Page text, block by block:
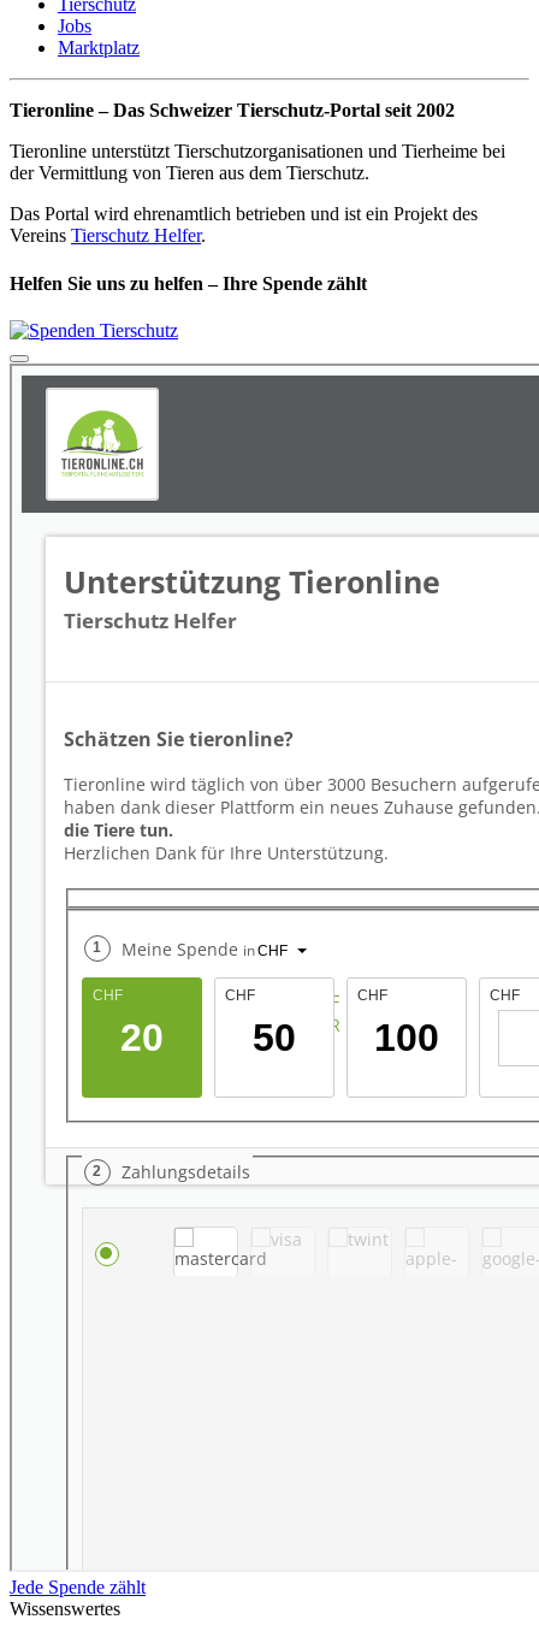
Tierschutz
Jobs
Marktplatz
Tieronline – Das Schweizer Tierschutz-Portal seit 2002
Tieronline unterstützt Tierschutzorganisationen und Tierheime bei
der Vermittlung von Tieren aus dem Tierschutz.
Das Portal wird ehrenamtlich betrieben und ist ein Projekt des
Vereins Tierschutz Helfer.
Helfen Sie uns zu helfen – Ihre Spende zählt
Jede Spende zählt
Wissenswertes